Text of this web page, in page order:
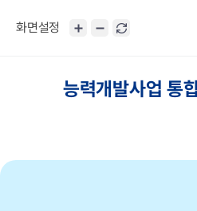
화면설정
능력개발사업 통